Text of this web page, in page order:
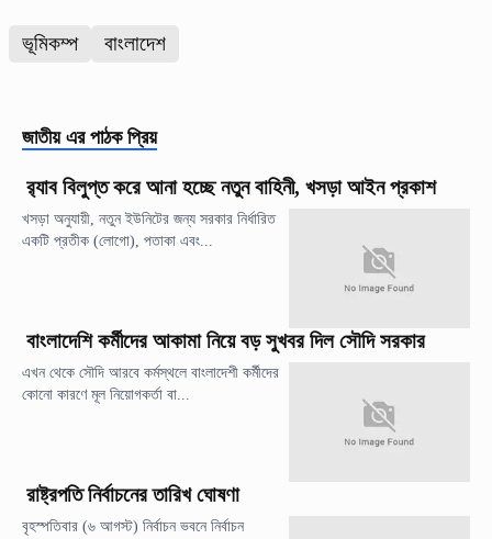
ভূমিকম্প বাংলাদেশ
জাতীয় এর পাঠক প্রিয়
র‍্যাব বিলুপ্ত করে আনা হচ্ছে নতুন বাহিনী, খসড়া আইন প্রকাশ
খসড়া অনুযায়ী, নতুন ইউনিটের জন্য সরকার নির্ধারিত
একটি প্রতীক (লোগো), পতাকা এবং...
বাংলাদেশি কর্মীদের আকামা নিয়ে বড় সুখবর দিল সৌদি সরকার
এখন থেকে সৌদি আরবে কর্মস্থলে বাংলাদেশী কর্মীদের
কোনো কারণে মূল নিয়োগকর্তা বা...
রাষ্ট্রপতি নির্বাচনের তারিখ ঘোষণা
বৃহস্পতিবার (৬ আগস্ট) নির্বাচন ভবনে নির্বাচন